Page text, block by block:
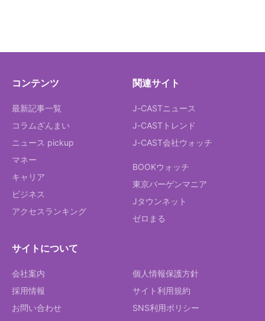
コンテンツ
最新記事一覧
コラムざんまい
ニュース pickup
マネー
キャリア
ビジネス
アクセスランキング
関連サイト
J-CASTニュース
J-CASTトレンド
J-CAST会社ウォッチ
BOOKウォッチ
東京バーゲンマニア
Jタウンネット
ゼロまる
サイトについて
会社案内
採用情報
お問い合わせ
個人情報保護方針
サイト利用規約
SNS利用ポリシー